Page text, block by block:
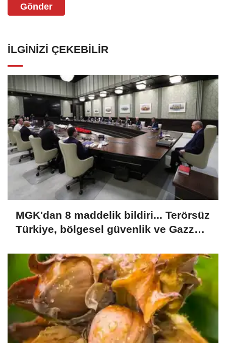
Gönder
İLGINIZI ÇEKEBILIR
MGK'dan 8 maddelik bildiri... Terörsüz
Türkiye, bölgesel güvenlik ve Gazze